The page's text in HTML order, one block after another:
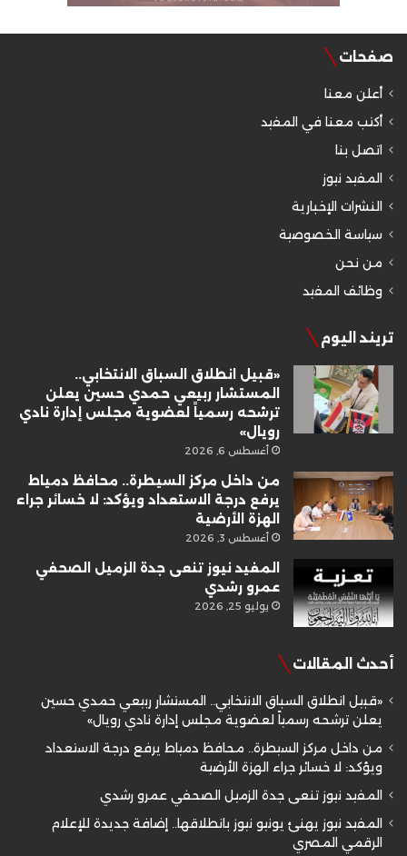
صفحات
أعلن معنا
أكتب معنا في المفيد
اتصل بنا
المفيد نيوز
النشرات الإخبارية
سياسة الخصوصية
من نحن
وظائف المفيد
تريند اليوم
«قبيل انطلاق السباق الانتخابي..
المستشار ربيعي حمدي حسين يعلن
ترشحه رسمياً لعضوية مجلس إدارة نادي
رويال»
أغسطس 6, 2026
من داخل مركز السيطرة.. محافظ دمياط
يرفع درجة الاستعداد ويؤكد: لا خسائر جراء
الهزة الأرضية
أغسطس 3, 2026
المفيد نيوز تنعى جدة الزميل الصحفي
عمرو رشدي
يوليو 25, 2026
أحدث المقالات
«قبيل انطلاق السباق الانتخابي.. المستشار ربيعي حمدي حسين
يعلن ترشحه رسمياً لعضوية مجلس إدارة نادي رويال»
من داخل مركز السيطرة.. محافظ دمياط يرفع درجة الاستعداد
ويؤكد: لا خسائر جراء الهزة الأرضية
المفيد نيوز تنعى جدة الزميل الصحفي عمرو رشدي
المفيد نيوز يهنئ يونيو نيوز بانطلاقها.. إضافة جديدة للإعلام
الرقمي المصري